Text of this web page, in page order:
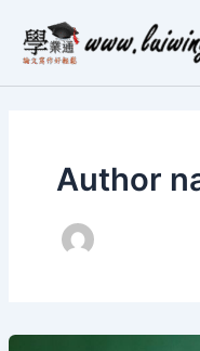
content
Author